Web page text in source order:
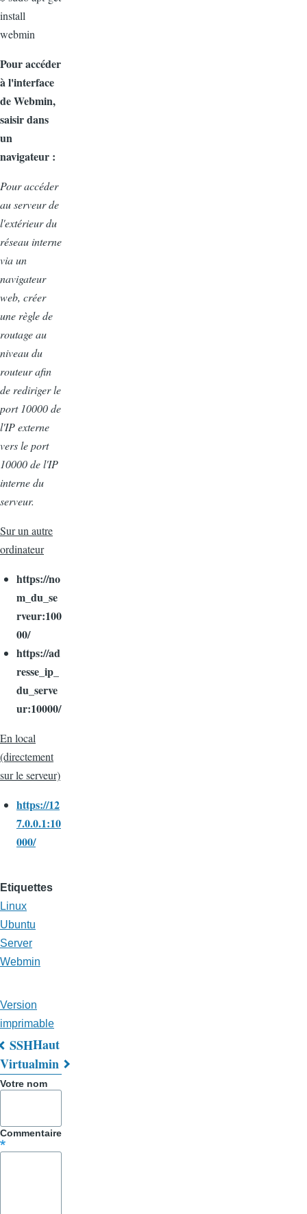
install
webmin
Pour accéder
à l'interface
de Webmin,
saisir dans
un
navigateur :
Pour accéder
au serveur de
l'extérieur du
réseau interne
via un
navigateur
web, créer
une règle de
routage au
niveau du
routeur afin
de rediriger le
port 10000 de
l'IP externe
vers le port
10000 de l'IP
interne du
serveur.
Sur un autre
ordinateur
https://no
m_du_se
rveur:100
00/
https://ad
resse_ip_
du_serve
ur:10000/
En local
(directement
sur le serveur)
https://12
7.0.0.1:10
000/
Etiquettes
Linux
Ubuntu
Server
Webmin
Version
imprimable
Liens
transversaux
livre
SSHHaut
Virtualmin
Votre nom
Commentaire